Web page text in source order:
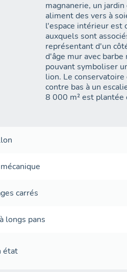
magnanerie, un
aliment des vers à
l'espace intérieur est
auxquels sont
représentant d'un
d'âge mur avec
pouvant symboliser
lion. Le
contre bas à un escalier
8 000 m² est
carrés
longs pans
état